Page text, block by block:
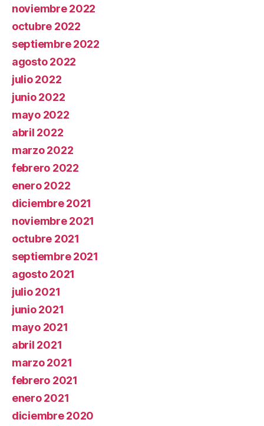
noviembre 2022
octubre 2022
septiembre 2022
agosto 2022
julio 2022
junio 2022
mayo 2022
abril 2022
marzo 2022
febrero 2022
enero 2022
diciembre 2021
noviembre 2021
octubre 2021
septiembre 2021
agosto 2021
julio 2021
junio 2021
mayo 2021
abril 2021
marzo 2021
febrero 2021
enero 2021
diciembre 2020